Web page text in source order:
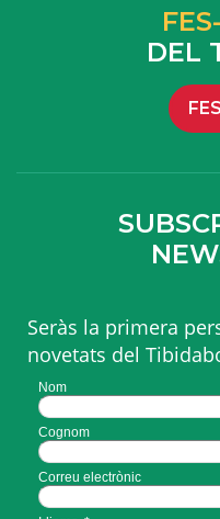
DEL
Seràs la primera
novetats del